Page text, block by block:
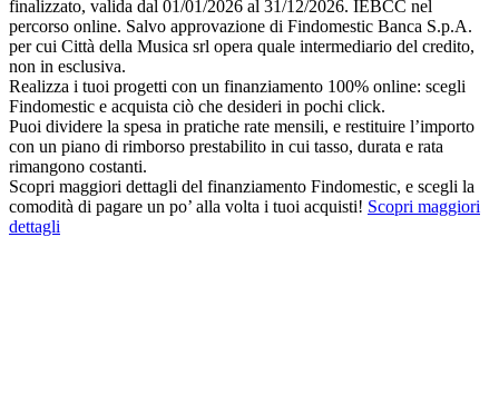
finalizzato, valida dal 01/01/2026 al 31/12/2026. IEBCC nel
percorso online. Salvo approvazione di Findomestic Banca S.p.A.
per cui Città della Musica srl opera quale intermediario del credito,
non in esclusiva.
Realizza i tuoi progetti con un finanziamento 100% online: scegli
Findomestic e acquista ciò che desideri in pochi click.
Puoi dividere la spesa in pratiche rate mensili, e restituire l’importo
con un piano di rimborso prestabilito in cui tasso, durata e rata
rimangono costanti.
Scopri maggiori dettagli del finanziamento Findomestic, e scegli la
comodità di pagare un po’ alla volta i tuoi acquisti! Scopri maggiori
dettagli